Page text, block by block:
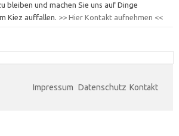
bleiben und machen Sie uns auf Dinge
Kiez auffallen. >> Hier Kontakt aufnehmen <<
Impressum Datenschutz Kontakt